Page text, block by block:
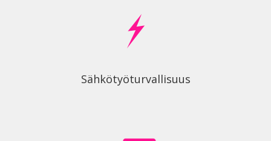
Sähkötyöturvallisuus